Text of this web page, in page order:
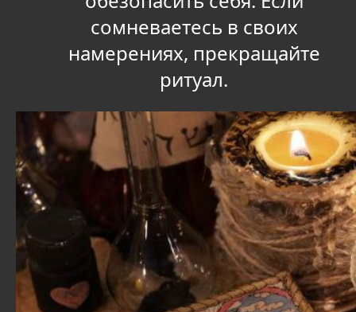
сомневаетесь в своих
намерениях, прекращайте
ритуал.